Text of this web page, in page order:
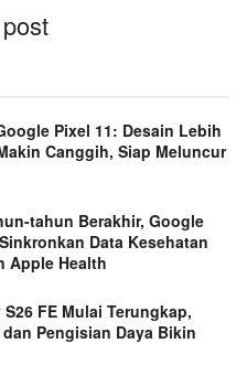
Pixel 11: Desain Lebih
Canggih, Siap Meluncur
tahun Berakhir, Google
Data Kesehatan
Apple Health
FE Mulai Terungkap,
Pengisian Daya Bikin